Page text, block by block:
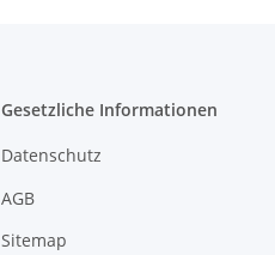
Gesetzliche Informationen
Datenschutz
AGB
Sitemap